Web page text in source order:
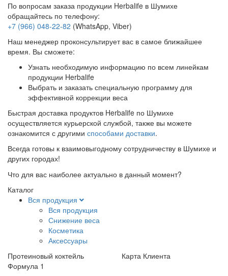
По вопросам заказа продукции Herbalife в Шумихе
обращайтесь по телефону:
+7 (966) 048-22-82 (WhatsApp, Viber)
Наш менеджер проконсультирует вас в самое ближайшее
время. Вы сможете:
Узнать необходимую информацию по всем линейкам
продукции Herbalife
Выбрать и заказать специальную программу для
эффективной коррекции веса
Быстрая доставка продуктов Herbalife по Шумихе
осуществляется курьерской службой, также вы можете
ознакомится с другими способами доставки.
Всегда готовы к взаимовыгодному сотрудничеству в Шумихе и
других городах!
Что для вас наиболее актуально в данный момент?
Каталог
Вся продукция
Вся продукция
Снижение веса
Косметика
Аксеcсуары
Протеиновый коктейль
Формула 1
Карта Клиента